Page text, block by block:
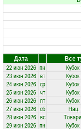
Дата
Все
22 июн 2026 пн
23 июн 2026 вт
24 июн 2026 ср
25 июн 2026 чт
26 июн 2026 пт
27 июн 2026 сб Нац.
28 июн 2026 вс
29 июн 2026 пн